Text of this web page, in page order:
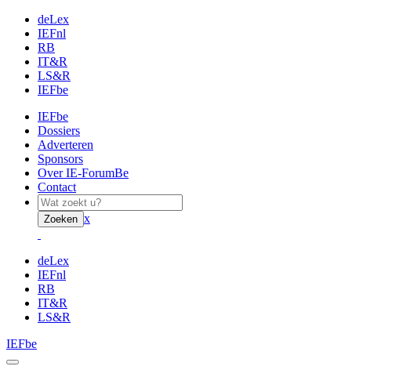
deLex
IEFnl
RB
IT&R
LS&R
IEFbe
IEFbe
Dossiers
Adverteren
Sponsors
Over IE-ForumBe
Contact
Zoeken x
deLex
IEFnl
RB
IT&R
LS&R
IEFbe